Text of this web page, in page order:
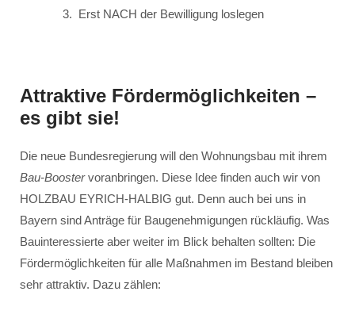
Erst NACH der Bewilligung loslegen
Attraktive Fördermöglichkeiten –
es gibt sie!
Die neue Bundesregierung will den Wohnungsbau mit ihrem
Bau-Boostervoranbringen. Diese Idee finden auch wir von
HOLZBAU EYRICH-HALBIG gut. Denn auch bei uns in
Bayern sind Anträge für Baugenehmigungen rückläufig. Was
Bauinteressierte aber weiter im Blick behalten sollten: Die
Fördermöglichkeiten für alle Maßnahmen im Bestand bleiben
sehr attraktiv. Dazu zählen: